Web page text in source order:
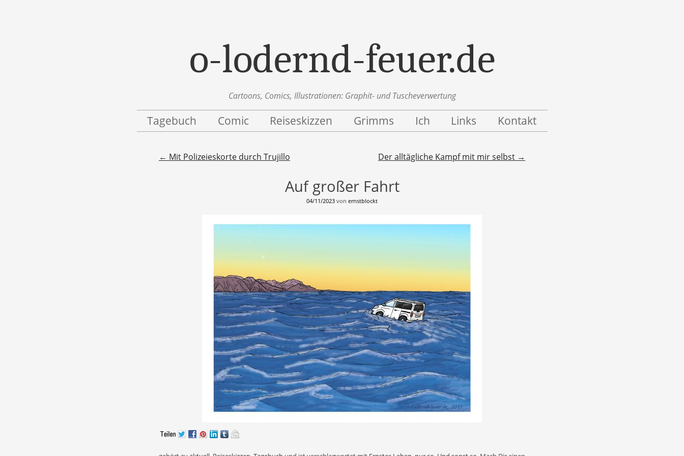
o-lodernd-feuer.de
Cartoons, Comics, Illustrationen: Graphit- und Tuscheverwertung
Tagebuch Comic Reiseskizzen Grimms Ich Links Kontakt
Beitragsnavigation
← Mit Polizeieskorte durch Trujillo Der alltägliche Kampf mit mir selbst →
Auf großer Fahrt
04/11/2023 von ernstblockt